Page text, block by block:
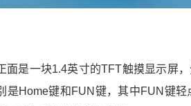
面是一块1.4英寸的TFT触摸显示屏
是Home键和FUN键，其中FUN键